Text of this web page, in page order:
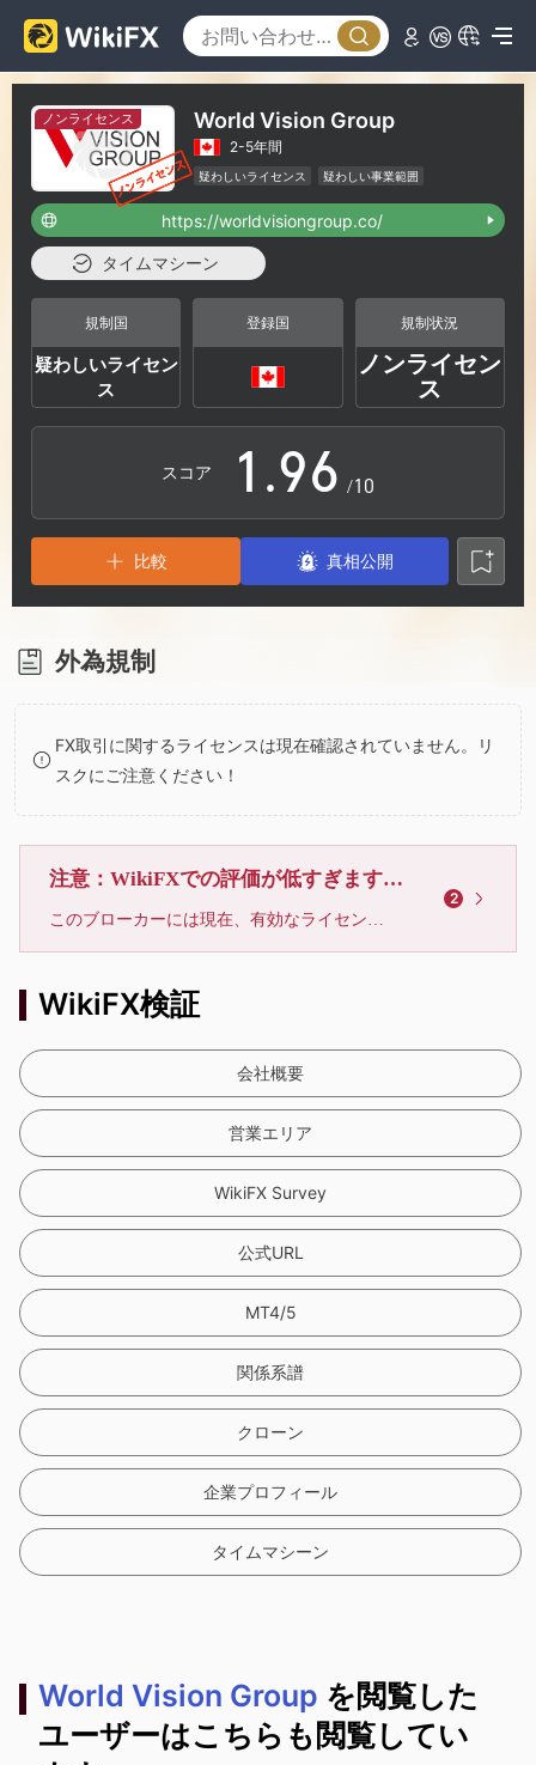
ノンライセンス World Vision Group
2-5年間
疑わしいライセンス
疑わしい事業範囲
ハイリスクレベル
https://worldvisiongroup.co/
タイムマシーン
規制国
疑わしいライセン
ス
登録国 規制状況
ノンライセン
ス
スコア
0
1
2
3
5
6
7
8
.
3
4
5
7
8
9
0
1
2
4
5
6
7
8
/10
比較 真相公開
外為規制
FX取引に関するライセンスは現在確認されていません。リ
スクにご注意ください！
注意：WikiFXでの評価が低すぎます、利用しないでください
このブローカーには現在、有効なライセンスが確認されていません。リスクにご注意下さい！
2
WikiFX検証
会社概要
営業エリア
WikiFX Survey
公式URL
MT4/5
関係系譜
クローン
企業プロフィール
タイムマシーン
World Vision Group を閲覧した
ユーザーはこちらも閲覧してい